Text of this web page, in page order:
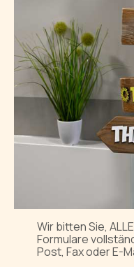
Wir bitten Sie,
Formulare
Post, Fax oder E-